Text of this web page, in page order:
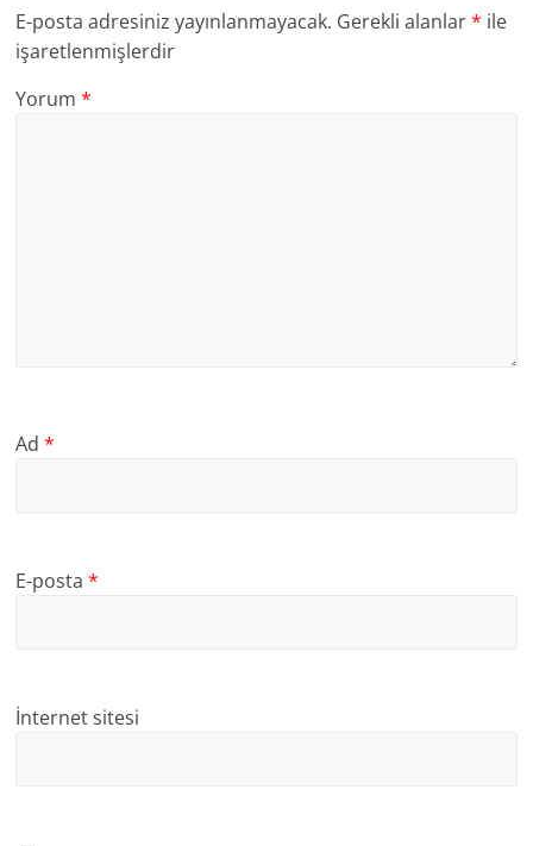
E-posta adresiniz yayınlanmayacak. Gerekli alanlar* ile
işaretlenmişlerdir
Yorum*
Ad*
E-posta*
İnternet sitesi